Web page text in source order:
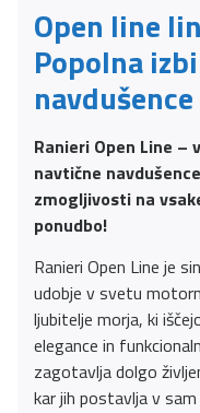
Open line
Popolna
navdušence
Ranieri Open Line –
navtične
zmogljivosti na
ponudbo!
Ranieri Open Line je
udobje v svetu
ljubitelje morja, ki
elegance in
zagotavlja dolgo
kar jih postavlja v